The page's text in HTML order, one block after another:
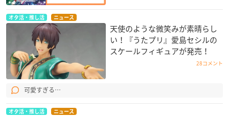
オタ活・推し活 ニュース
天使のような微笑みが素晴らし
い！『うたプリ』愛島セシルの
スケールフィギュアが発売！
28コメント
可愛すぎる…
オタ活・推し活 ニュース